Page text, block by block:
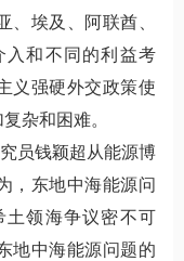
、埃及、阿联酋、
入和不同的利益考
义强硬外交政策使
杂和困难。
员钱颖超从能源博
，东地中海能源问
土领海争议密不可
地中海能源问题的